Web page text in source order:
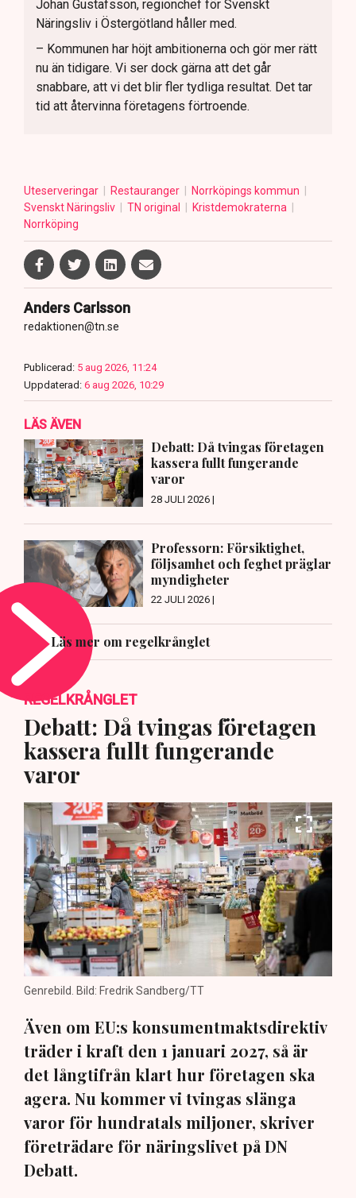
Johan Gustafsson, regionchef för Svenskt
Näringsliv i Östergötland håller med.
– Kommunen har höjt ambitionerna och gör mer rätt
nu än tidigare. Vi ser dock gärna att det går
snabbare, att vi det blir fler tydliga resultat. Det tar
tid att återvinna företagens förtroende.
Uteserveringar Restauranger
Norrköpings kommun
Svenskt Näringsliv
TN original
Kristdemokraterna
Norrköping
Anders Carlsson
redaktionen@tn.se
Publicerad: 5 aug 2026, 11:24
Uppdaterad: 6 aug 2026, 10:29
LÄS ÄVEN
Debatt: Då tvingas företagen
kassera fullt fungerande
varor
28 JULI 2026 |
Professorn: Försiktighet,
följsamhet och feghet präglar
myndigheter
22 JULI 2026 |
Läs mer om regelkrånglet
REGELKRÅNGLET
Debatt: Då tvingas företagen
kassera fullt fungerande
varor
Genrebild. Bild: Fredrik Sandberg/TT
Även om EU:s konsumentmaktsdirektiv
träder i kraft den 1 januari 2027, så är
det långtifrån klart hur företagen ska
agera. Nu kommer vi tvingas slänga
varor för hundratals miljoner, skriver
företrädare för näringslivet på DN
Debatt.